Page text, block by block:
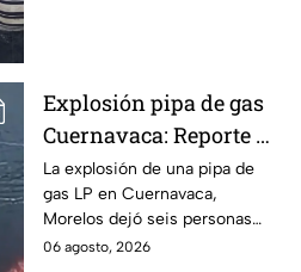
Explosión pipa de gas
Cuernavaca: Reporte de
víctimas tras estallido
en Morelos
La explosión de una pipa de
gas LP en Cuernavaca,
Morelos dejó seis personas
hospitalizadas. IMSS informó
06 agosto, 2026